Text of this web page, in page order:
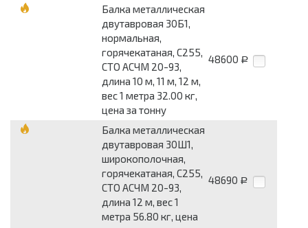
Балка металлическая
двутавровая 30Б1,
нормальная,
горячекатаная, С255,
СТО АСЧМ 20-93,
длина 10 м, 11 м, 12 м,
вес 1 метра 32.00 кг,
цена за тонну
48600 Р
Балка металлическая
двутавровая 30Ш1,
широкополочная,
горячекатаная, С255,
СТО АСЧМ 20-93,
длина 12 м, вес 1
метра 56.80 кг, цена
48690 Р